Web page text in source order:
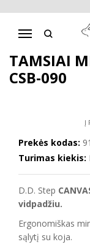
Navigacija
Pagrindinis Batai
Tamsiai mėlyni batai
TAMSIAI
CSB-090
Į
Prekės kodas:
Turimas kiekis:
D.D. Step
vidpadžiu.
Ergonomiškas
sąlytį su koja.